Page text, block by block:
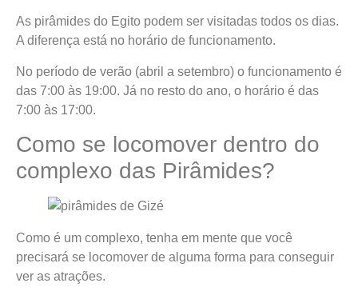
As pirâmides do Egito podem ser visitadas todos os dias.
A diferença está no horário de funcionamento.
No período de verão (abril a setembro) o funcionamento é
das 7:00 às 19:00. Já no resto do ano, o horário é das
7:00 às 17:00.
Como se locomover dentro do
complexo das Pirâmides?
Como é um complexo, tenha em mente que você
precisará se locomover de alguma forma para conseguir
ver as atrações.